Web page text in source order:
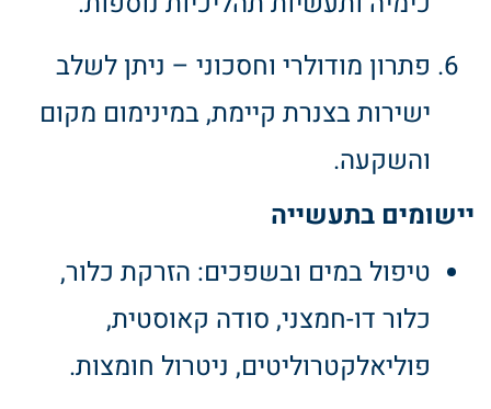
פתרון מודולרי וחסכוני – ניתן לשלב
ישירות בצנרת קיימת, במינימום מקום
והשקעה.
יישומים בתעשייה
טיפול במים ובשפכים: הזרקת כלור,
כלור דו-חמצני, סודה קאוסטית,
פוליאלקטרוליטים, ניטרול חומצות.